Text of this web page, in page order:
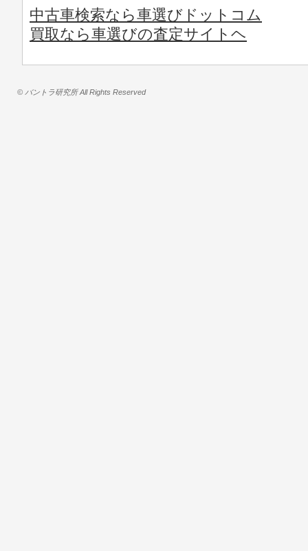
中古車検索なら車選びドットコム
買取なら車選びの査定サイトヘ
© バントラ研究所 All Rights Reserved